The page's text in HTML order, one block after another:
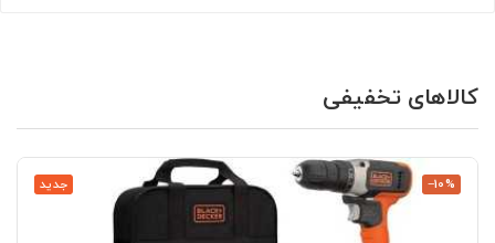
کالاهای تخفیفی
جدید ‎−10%